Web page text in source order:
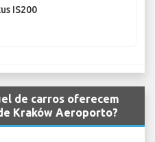
IS200
de carros oferecem
Kraków Aeroporto?